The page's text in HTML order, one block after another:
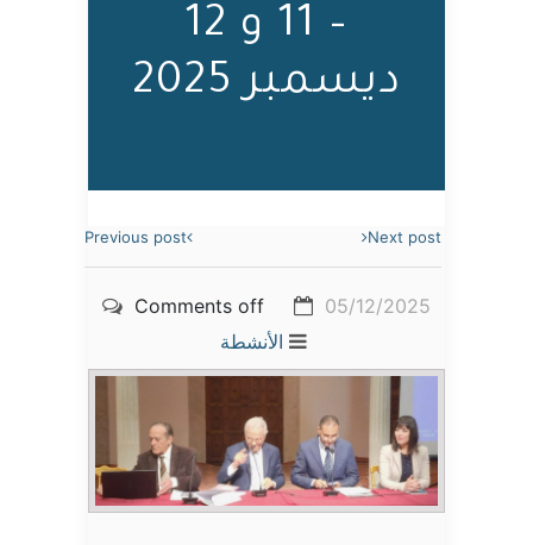
– 11 و 12
ديسمبر 2025
Previous post Next post
05/12/2025
Comments off
الأنشطة